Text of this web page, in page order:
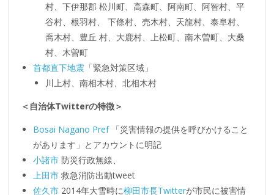
村、下伊那郡 松川町、高森町、阿南町、阿智村、平
谷村、根羽村、 下條村、売木村、天龍村、泰阜村、
喬木村、豊丘 村、大鹿村、上松町、南木曽町、大桑
村、木曽町
首都直下地震 「緊急対策区域」
川上村、南相木村、北相木村
＜自治体Twitterの特徴＞
Bosai Nagano Pref「災害情報の提供を呼びかけること
があります」とアカウントに明記
小諸市 防災行政無線、
上田市 救急消防出動tweet
佐久市 2014年大雪時に柳田市長Twitterが市民に被害情